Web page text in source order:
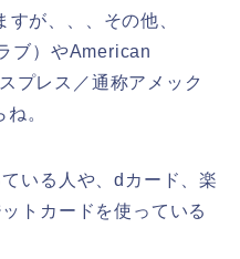
が、、、その他、
ブ）やAmerican
プレス／通称アメック
。
いる人や、dカード、楽
トカードを使っている